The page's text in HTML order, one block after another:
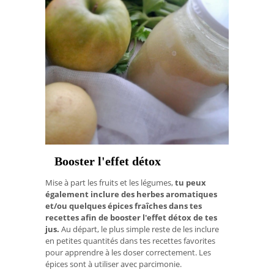
Booster l'effet détox
Mise à part les fruits et les légumes,tu peux
également inclure des herbes aromatiques
et/ou quelques épices fraîches dans tes
recettes afin de booster l'effet détox de tes
jus. Au départ, le plus simple reste de les inclure
en petites quantités dans tes recettes favorites
pour apprendre à les doser correctement. Les
épices sont à utiliser avec parcimonie.